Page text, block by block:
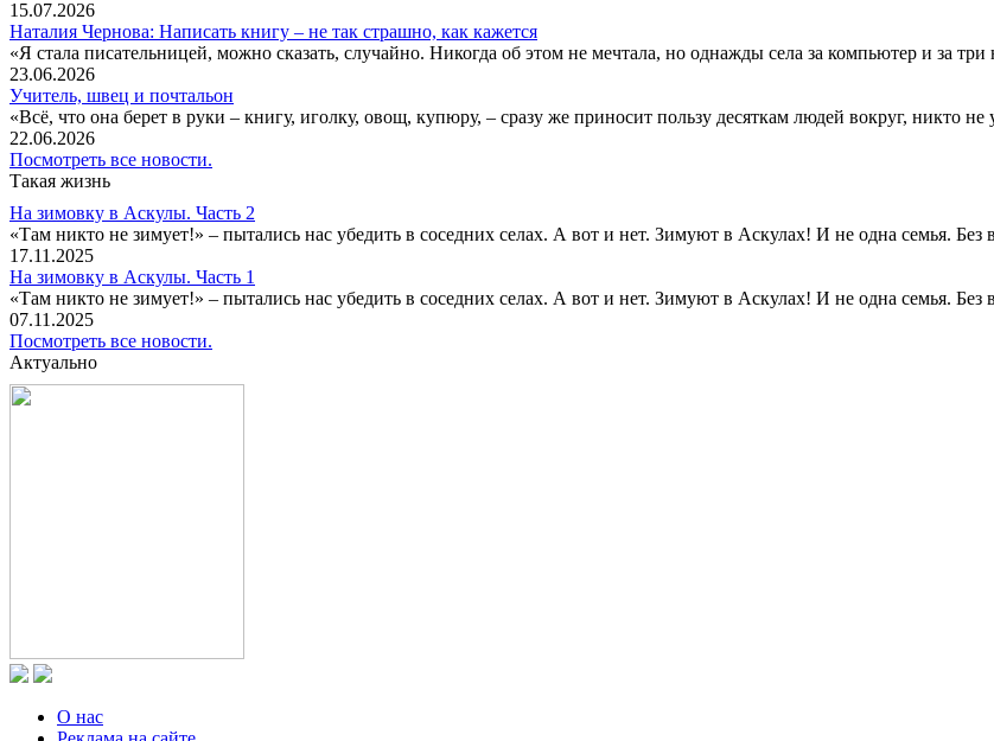
15.07.2026
Наталия Чернова: Написать книгу – не так страшно, как кажется
«Я стала писательницей, можно сказать, случайно. Никогда об этом не мечтала, но однажды села за компьютер и за
23.06.2026
Учитель, швец и почтальон
«Всё, что она берет в руки – книгу, иголку, овощ, купюру, – сразу же приносит пользу десяткам людей вокруг, никто
22.06.2026
Посмотреть все новости.
Такая жизнь
На зимовку в Аскулы. Часть 2
«Там никто не зимует!» – пытались нас убедить в соседних селах. А вот и нет. Зимуют в Аскулах! И не одна семья. Без
17.11.2025
На зимовку в Аскулы. Часть 1
«Там никто не зимует!» – пытались нас убедить в соседних селах. А вот и нет. Зимуют в Аскулах! И не одна семья. Без
07.11.2025
Посмотреть все новости.
Актуально
О нас